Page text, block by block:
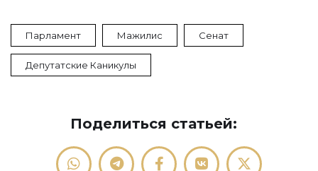
Парламент Мажилис Сенат
Депутатские Каникулы
Поделиться статьей: